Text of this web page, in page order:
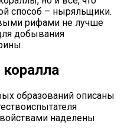
способ – ныряльщики.
рифами не лучше
добывания
образований описаны
наделены